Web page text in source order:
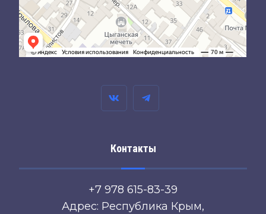
Контакты
+7 978 615-83-39
Адрес: Республика Крым,